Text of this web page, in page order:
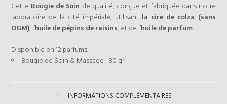
Cette Bougie de Soin de qualité, conçue et fabriquée dans notre
laboratoire de la cité impériale, utilisant la cire de colza (sans
OGM), l’huile de pépins de raisins, et de l’huile de parfum.
Disponible en 12 parfums.
Bougie de Soin & Massage : 80 gr
INFORMATIONS COMPLÉMENTAIRES